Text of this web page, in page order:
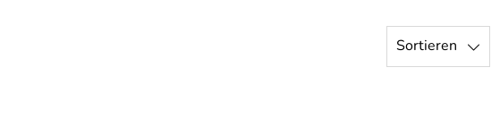
Sortieren